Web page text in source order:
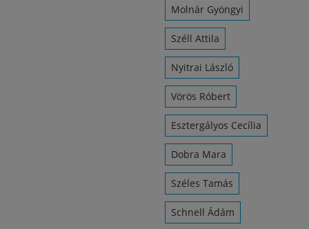
Molnár Gyöngyi
Széll Attila
Nyitrai László
Vörös Róbert
Esztergályos Cecília
Dobra Mara
Széles Tamás
Schnell Ádám